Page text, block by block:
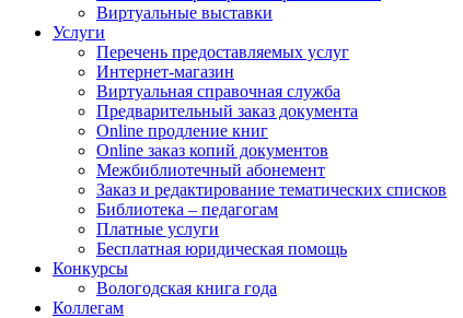
Виртуальные выставки
Услуги
Перечень предоставляемых услуг
Интернет-магазин
Виртуальная справочная служба
Предварительный заказ документа
Online продление книг
Online заказ копий документов
Межбиблиотечный абонемент
Заказ и редактирование тематических списков
Библиотека – педагогам
Платные услуги
Бесплатная юридическая помощь
Конкурсы
Вологодская книга года
Коллегам